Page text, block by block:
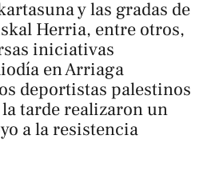
y las gradas de
Herria, entre otros,
iniciativas
en Arriaga
deportistas palestinos
tarde realizaron un
a la resistencia